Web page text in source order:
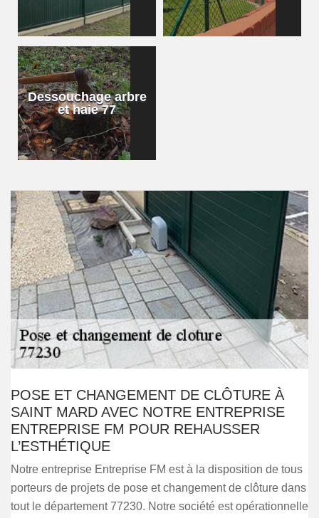
Dessouchage arbre
et haie 77
POSE ET CHANGEMENT DE CLÔTURE À
SAINT MARD AVEC NOTRE ENTREPRISE
ENTREPRISE FM POUR REHAUSSER
L’ESTHÉTIQUE
Notre entreprise Entreprise FM est à la disposition de tous
porteurs de projets de pose et changement de clôture dans
tout le département 77230. Notre société est opérationnelle